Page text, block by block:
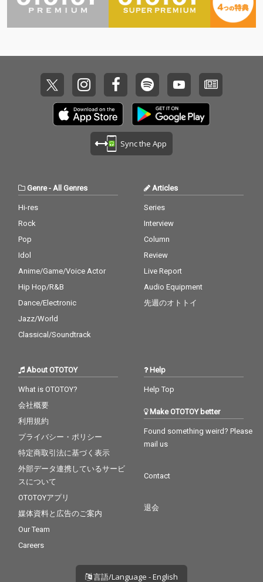
Sync the App
Genre- All Genres
Hi-res
Rock
Pop
Idol
Anime/Game/Voice Actor
Hip Hop/R&B
Dance/Electronic
Jazz/World
Classical/Soundtrack
Articles
Series
Interview
Column
Review
Live Report
Audio Equipment
先週のオトトイ
About OTOTOY
What is OTOTOY?
会社概要
利用規約
プライバシー・ポリシー
特定商取引法に基づく表示
外部データ連携しているサービ
スについて
OTOTOYアプリ
媒体資料と広告のご案内
Our Team
Careers
Help
Help Top
Make OTOTOY better
Found something weird? Please
mail us
Contact
退会
言語/Language - English